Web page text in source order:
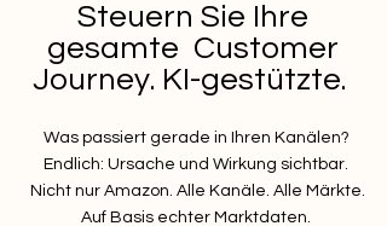
Steuern Sie Ihre
gesamte Customer
Journey. KI-gestützte.
Was passiert gerade in Ihren Kanälen?
Endlich: Ursache und Wirkung sichtbar.
Nicht nur Amazon. Alle Kanäle. Alle Märkte.
Auf Basis echter Marktdaten.